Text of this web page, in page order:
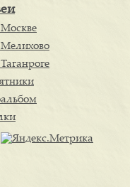
Москве
Мелихово